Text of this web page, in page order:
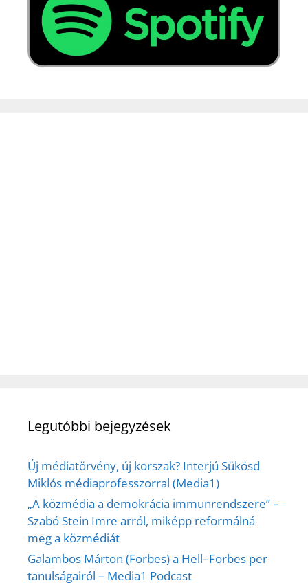
Legutóbbi bejegyzések
Új médiatörvény, új korszak? Interjú Sükösd
Miklós médiaprofesszorral (Media1)
„A közmédia a demokrácia immunrendszere” –
Szabó Stein Imre arról, miképp reformálná
meg a közmédiát
Galambos Márton (Forbes) a Hell–Forbes per
tanulságairól – Media1 Podcast